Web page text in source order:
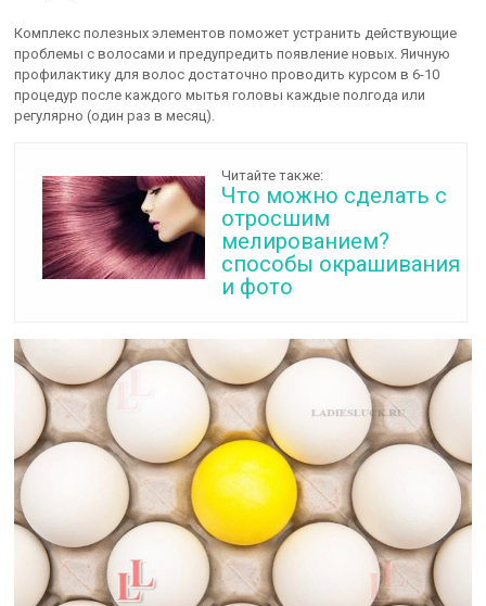
Комплекс полезных элементов поможет устранить действующие
проблемы с волосами и предупредить появление новых. Яичную
профилактику для волос достаточно проводить курсом в 6-10
процедур после каждого мытья головы каждые полгода или
регулярно (один раз в месяц).
Читайте также:
Что можно сделать с
отросшим
мелированием?
способы окрашивания
и фото